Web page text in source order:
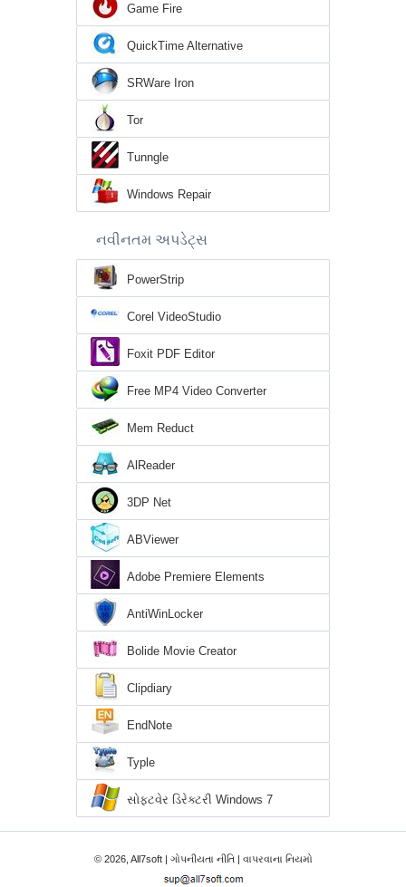
Game Fire
QuickTime Alternative
SRWare Iron
Tor
Tunngle
Windows Repair
નવીનતમ અપડેટ્સ
PowerStrip
Corel VideoStudio
Foxit PDF Editor
Free MP4 Video Converter
Mem Reduct
AlReader
3DP Net
ABViewer
Adobe Premiere Elements
AntiWinLocker
Bolide Movie Creator
Clipdiary
EndNote
Typle
સોફ્ટવેર ડિરેક્ટરી Windows 7
© 2026, All7soft | ગોપનીયતા નીતિ | વાપરવાના નિયમો